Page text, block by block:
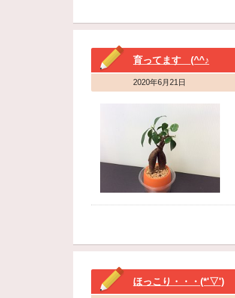
育ってます (^^♪
2020年6月21日
ほっこり・・・(*'▽')